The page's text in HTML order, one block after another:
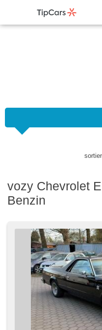
vozy Chevrolet
Benzin